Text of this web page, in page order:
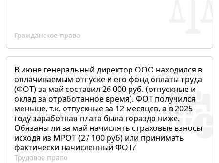
Гражданское право
В июне генеральный директор ООО находился в
оплачиваемым отпуске и его фонд оплаты труда
(ФОТ) за май составил 26 000 руб. (отпускные и
оклад за отработанное время). ФОТ получился
меньше, т.к. отпускные за 12 месяцев, а в 2025
году заработная плата была гораздо ниже.
Обязаны ли за май начислять страховые взносы
исходя из МРОТ (27 100 руб) или принимать
фактически начисленный ФОТ?
Трудовое право